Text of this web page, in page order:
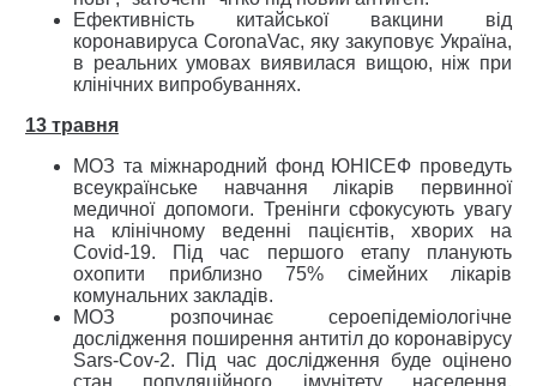
Ефективність китайської вакцини від
коронавируса CoronaVac, яку закуповує Україна,
в реальних умовах виявилася вищою, ніж при
клінічних випробуваннях.
13 травня
МОЗ та міжнародний фонд ЮНІСЕФ проведуть
всеукраїнське навчання лікарів первинної
медичної допомоги. Тренінги сфокусують увагу
на клінічному веденні пацієнтів, хворих на
Covid-19. Під час першого етапу планують
охопити приблизно 75% сімейних лікарів
комунальних закладів.
МОЗ розпочинає сероепідеміологічне
дослідження поширення антитіл до коронавірусу
Sars-Cov-2. Під час дослідження буде оцінено
стан популяційного імунітету населення,